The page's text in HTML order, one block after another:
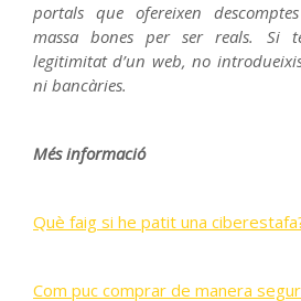
portals que ofereixen
massa bones per ser reals. Si
legitimitat d’un web, no
ni bancàries.
Més informació
Què faig si he patit una
Com puc comprar de manera